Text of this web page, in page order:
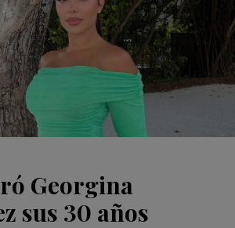
Georgina
sus 30 años